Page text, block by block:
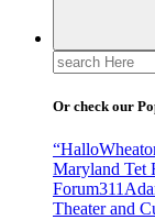
Search
for:
Or check our
Maryland Tet
Forum311
Theater and